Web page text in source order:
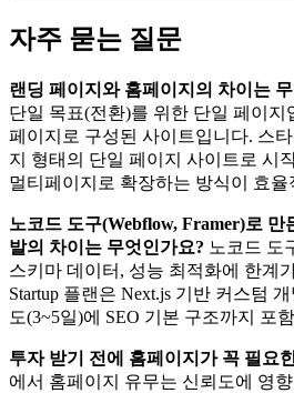
자주 묻는 질문
랜딩 페이지와 홈페이지의 차이는
단일 목표(전환)를 위한 단일 페이지
페이지로 구성된 사이트입니다. 스
지 형태의 단일 페이지 사이트로 시
멀티페이지로 확장하는 방식이 효율
노코드 도구(Webflow, Framer)로 만
발의 차이는 무엇인가요? 노코드 도
스키마 데이터, 성능 최적화에 한계
Startup 플랜은 Next.js 기반 커스텀
도(3~5일)에 SEO 기본 구조까지 포
투자 받기 전에 홈페이지가 꼭 필요
에서 홈페이지 유무는 신뢰도에 영